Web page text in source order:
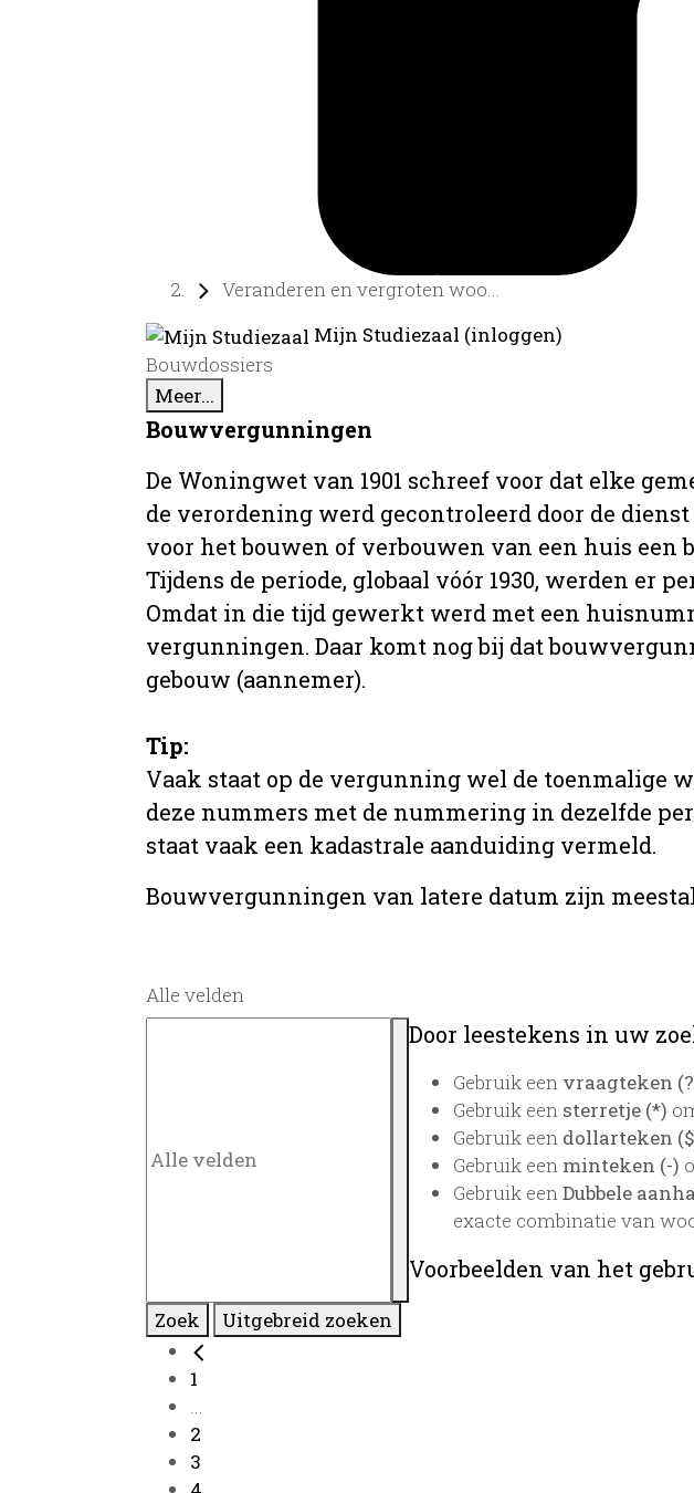
Veranderen en vergroten woo...
Mijn Studiezaal (inloggen)
Bouwdossiers
Meer...
Bouwvergunningen
De Woningwet van 1901 schreef voor dat elke
de verordening werd gecontroleerd door de
voor het bouwen of verbouwen van een huis
Tijdens de periode, globaal vóór 1930, werden er
Omdat in die tijd gewerkt werd met een
vergunningen. Daar komt nog bij dat
gebouw (aannemer).
Tip:
Vaak staat op de vergunning wel de toenmalige
deze nummers met de nummering in dezelfde
staat vaak een kadastrale aanduiding vermeld.
Bouwvergunningen van latere datum zijn
Alle velden
Door leestekens in uw
Gebruik een vraagteken
Gebruik een sterretje (*)
Gebruik een dollarteken
Gebruik een minteken (-)
Gebruik eenDubbele
exacte combinatie van
Voorbeelden van het
Zoek Uitgebreid zoeken
1
...
2
3